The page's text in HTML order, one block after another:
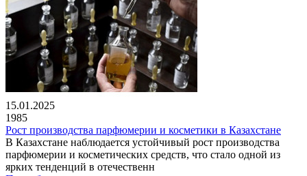
15.01.2025
1985
Рост производства парфюмерии и косметики в Казахстане
В Казахстане наблюдается устойчивый рост производства
парфюмерии и косметических средств, что стало одной из
ярких тенденций в отечественн